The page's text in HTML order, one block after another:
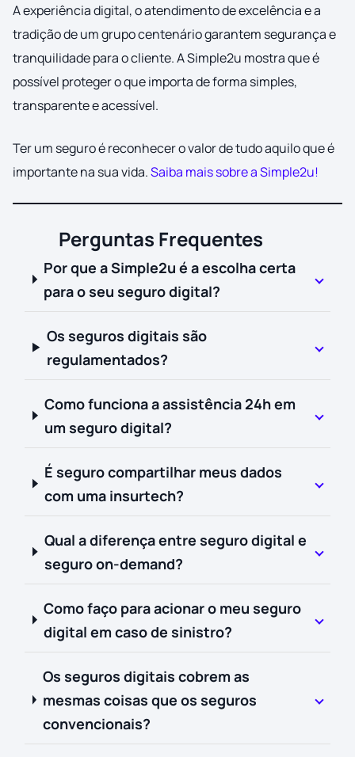
A experiência digital, o atendimento de excelência e a
tradição de um grupo centenário garantem segurança e
tranquilidade para o cliente. A Simple2u mostra que é
possível proteger o que importa de forma simples,
transparente e acessível.
Ter um seguro é reconhecer o valor de tudo aquilo que é
importante na sua vida.Saiba mais sobre a Simple2u!
Perguntas Frequentes
Por que a Simple2u é a escolha certa
para o seu seguro digital?
Os seguros digitais são
regulamentados?
Como funciona a assistência 24h em
um seguro digital?
É seguro compartilhar meus dados
com uma insurtech?
Qual a diferença entre seguro digital e
seguro on-demand?
Como faço para acionar o meu seguro
digital em caso de sinistro?
Os seguros digitais cobrem as
mesmas coisas que os seguros
convencionais?